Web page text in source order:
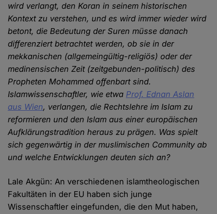
wird verlangt, den Koran in seinem historischen
Kontext zu verstehen, und es wird immer wieder wird
betont, die Bedeutung der Suren müsse danach
differenziert betrachtet werden, ob sie in der
mekkanischen (allgemeingültig-religiös) oder der
medinensischen Zeit (zeitgebunden-politisch) des
Propheten Mohammed offenbart sind.
Islamwissenschaftler, wie etwa Prof. Ednan Aslan
aus Wien, verlangen, die Rechtslehre im Islam zu
reformieren und den Islam aus einer europäischen
Aufklärungstradition heraus zu prägen. Was spielt
sich gegenwärtig in der muslimischen Community ab
und welche Entwicklungen deuten sich an?
Lale Akgün: An verschiedenen islamtheologischen
Fakultäten in der EU haben sich junge
Wissenschaftler eingefunden, die den Mut haben,